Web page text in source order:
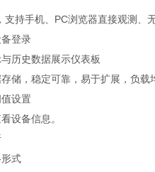
持手机、PC浏览器直接观测、
登录
历史数据展示仪表板
储，稳定可靠，易于扩展，负载
设置
设备信息。
式